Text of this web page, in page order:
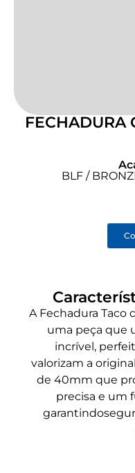
FECHADURA
BLF /
A Fechadura Taco
uma peça que
incrível,
valorizam a
de 40mm que
precisa e um